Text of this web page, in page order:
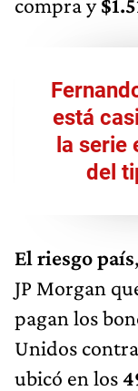
está
la serie
del
El riesgo país
JP Morgan
pagan los
Unidos
ubicó en los